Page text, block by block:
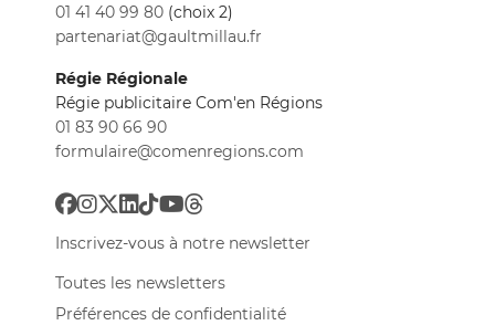
01 41 40 99 80 (choix 2)
partenariat@gaultmillau.fr
Régie Régionale
Régie publicitaire Com'en Régions
01 83 90 66 90
formulaire@comenregions.com
Inscrivez-vous à notre newsletter
Toutes les newsletters
Préférences de confidentialité